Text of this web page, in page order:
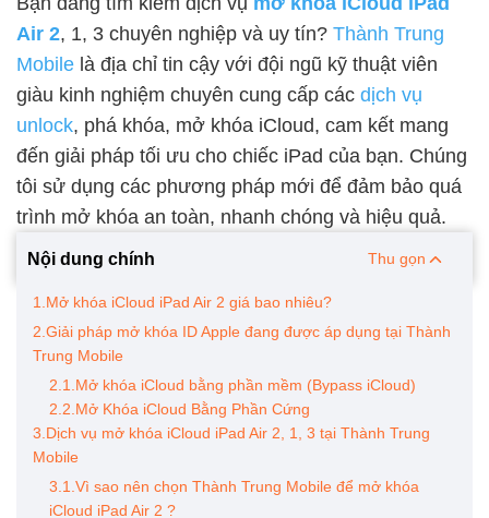
Air 2, 1, 3 chuyên nghiệp và uy tín? Thành Trung
Mobile là địa chỉ tin cậy với đội ngũ kỹ thuật viên
giàu kinh nghiệm chuyên cung cấp các dịch vụ
unlock, phá khóa, mở khóa iCloud, cam kết mang
đến giải pháp tối ưu cho chiếc iPad của bạn. Chúng
tôi sử dụng các phương pháp mới để đảm bảo quá
trình mở khóa an toàn, nhanh chóng và hiệu quả.
Nội dung chính Thu gọn
1.Mở khóa iCloud iPad Air 2 giá bao nhiêu?
2.Giải pháp mở khóa ID Apple đang được áp dụng tại Thành
Trung Mobile
2.1.Mở khóa iCloud bằng phần mềm (Bypass iCloud)
2.2.Mở Khóa iCloud Bằng Phần Cứng
3.Dịch vụ mở khóa iCloud iPad Air 2, 1, 3 tại Thành Trung
Mobile
3.1.Vì sao nên chọn Thành Trung Mobile để mở khóa
iCloud iPad Air 2 ?